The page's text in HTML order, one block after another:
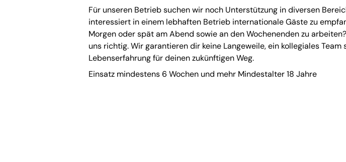
Für unseren Betrieb suchen wir noch Unterstützung in diversen
interessiert in einem lebhaften Betrieb internationale Gäste zu
Morgen oder spät am Abend sowie an den Wochenenden zu
uns richtig. Wir garantieren dir keine Langeweile, ein kollegiales Team
Lebenserfahrung für deinen zukünftigen Weg.
Einsatz mindestens 6 Wochen und mehr Mindestalter 18 Jahre